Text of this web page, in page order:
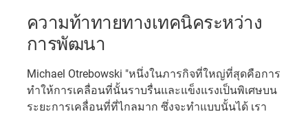
ความท้าทายทางเทคนิคระหว่าง
การพัฒนา
Michael Otrebowski "หนึ่งในภารกิจที่ใหญ่ที่สุดคือการ
ทำให้การเคลื่อนที่นั้นราบรื่นและแข็งแรงเป็นพิเศษบน
ระยะการเคลื่อนที่ที่ไกลมาก ซึ่งจะทำแบบนั้นได้ เรา